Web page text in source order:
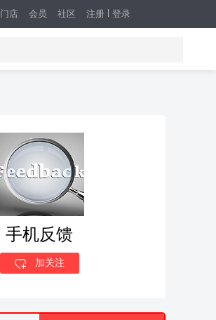
注册 登录
门店 会员 社区
手机反馈
加关注